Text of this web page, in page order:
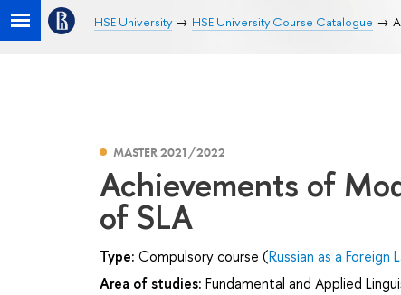
HSE University HSE University Course Catalogue
MASTER 2021/2022
Achievements of
of SLA
Type: Compulsory course (Russian as a
Area of studies: Fundamental and Applied